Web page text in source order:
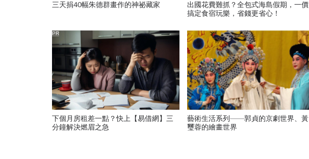
三天捐40幅朱德群畫作的神祕藏家
出國花費難抓？全包式海島假期，一價
搞定食宿玩樂，省錢更省心！
下個月房租差一點？快上【易借網】三
分鐘解決燃眉之急
PR
藝術生活系列——郭貞的京劇世界、黃
璽蓉的繪畫世界